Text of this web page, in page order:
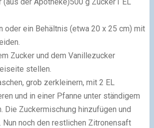
oder ein Behältnis (etwa 20 x 25 cm) mit
Zucker und dem Vanillezucker
stellen.
grob zerkleinern, mit 2 EL
und in einer Pfanne unter ständigem
Die Zuckermischung hinzufügen und
Nun noch den restlichen Zitronensaft